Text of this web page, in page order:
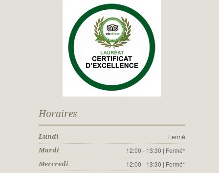
Horaires
Lundi Fermé
Mardi 12:00 - 13:30 | Fermé*
Mercredi 12:00 - 13:30 | Fermé*